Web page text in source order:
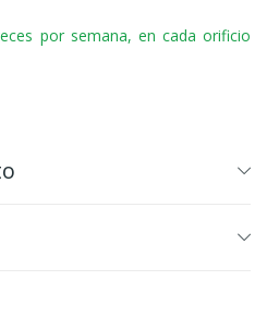
por semana, en cada orificio